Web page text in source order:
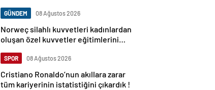
GÜNDEM 08 Ağustos 2026
Norweç silahlı kuvvetleri kadınlardan
oluşan özel kuvvetler eğitimlerini
SPOR 08 Ağustos 2026
Cristiano Ronaldo’nun akıllara zarar
tüm kariyerinin istatistiğini çıkardık !